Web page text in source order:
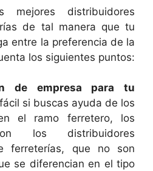
distribuidores
de tal manera que tu
entre la preferencia de la
los siguientes puntos:
de empresa para tu
si buscas ayuda de los
el ramo ferretero, los
los distribuidores
ferreterías, que no son
se diferencian en el tipo